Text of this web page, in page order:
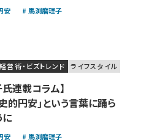
安 馬渕磨理子
経営術・ビズトレンド ライフスタイル
連載コラム】
円安」という言葉に踊ら
に
安 馬渕磨理子